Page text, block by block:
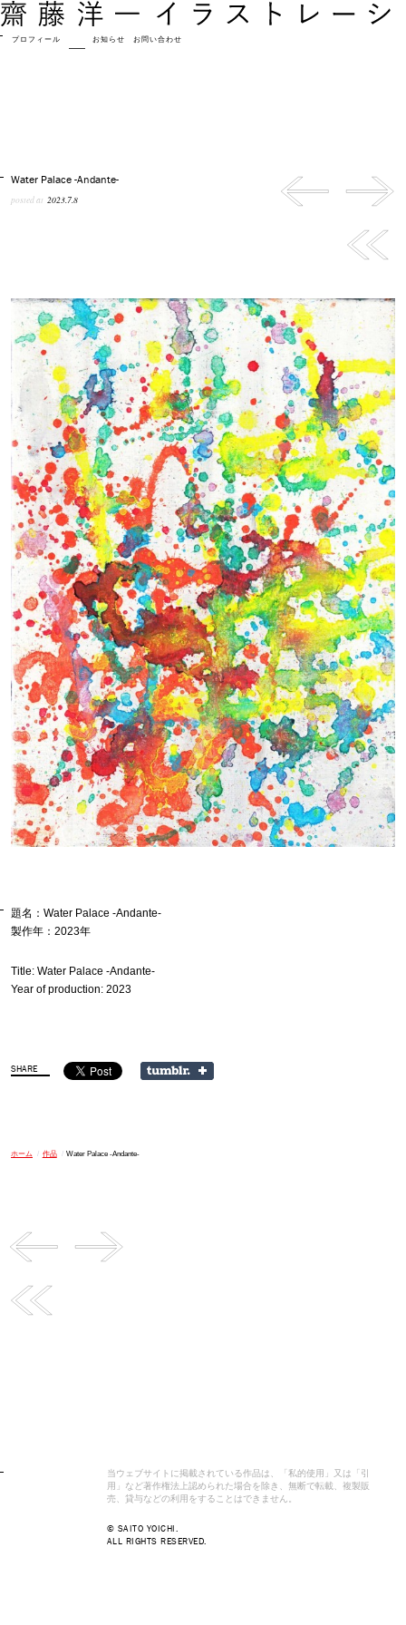
プロフィール お知らせ お問い合わせ
Water Palace -Andante-
posted at 2023.7.8
題名：Water Palace -Andante-
製作年：2023年
Title: Water Palace -Andante-
Year of production: 2023
ホーム / 作品 / Water Palace -Andante-
当ウェブサイトに掲載されている作品は、「私的使用」又は「引
用」など著作権法上認められた場合を除き、無断で転載、複製販
売、貸与などの利用をすることはできません。
© SAITO YOICHI.
ALL RIGHTS RESERVED.